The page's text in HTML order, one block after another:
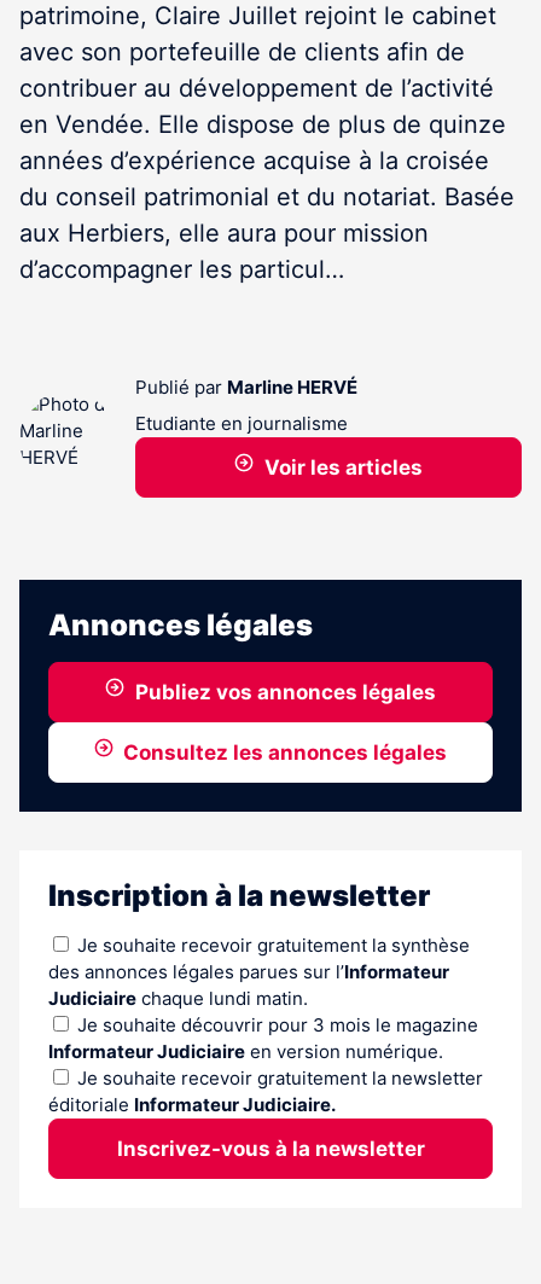
patrimoine, Claire Juillet rejoint le cabinet
avec son portefeuille de clients afin de
contribuer au développement de l’activité
en Vendée. Elle dispose de plus de quinze
années d’expérience acquise à la croisée
du conseil patrimonial et du notariat. Basée
aux Herbiers, elle aura pour mission
d’accompagner les particul…
Publié par Marline HERVÉ
Etudiante en journalisme
Voir les articles
Annonces légales
Publiez vos annonces légales
Consultez les annonces légales
Inscription à la newsletter
Je souhaite recevoir gratuitement la synthèse
des annonces légales parues sur l’Informateur
Judiciaire chaque lundi matin.
Je souhaite découvrir pour 3 mois le magazine
Informateur Judiciaire en version numérique.
Je souhaite recevoir gratuitement la newsletter
éditoriale Informateur Judiciaire.
Inscrivez-vous à la newsletter